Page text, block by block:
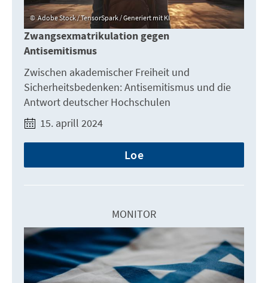
Adobe Stock / TensorSpark / Generiert mit KI
Zwangsexmatrikulation gegen
Antisemitismus
Zwischen akademischer Freiheit und
Sicherheitsbedenken: Antisemitismus und die
Antwort deutscher Hochschulen
15. aprill 2024
Loe
MONITOR